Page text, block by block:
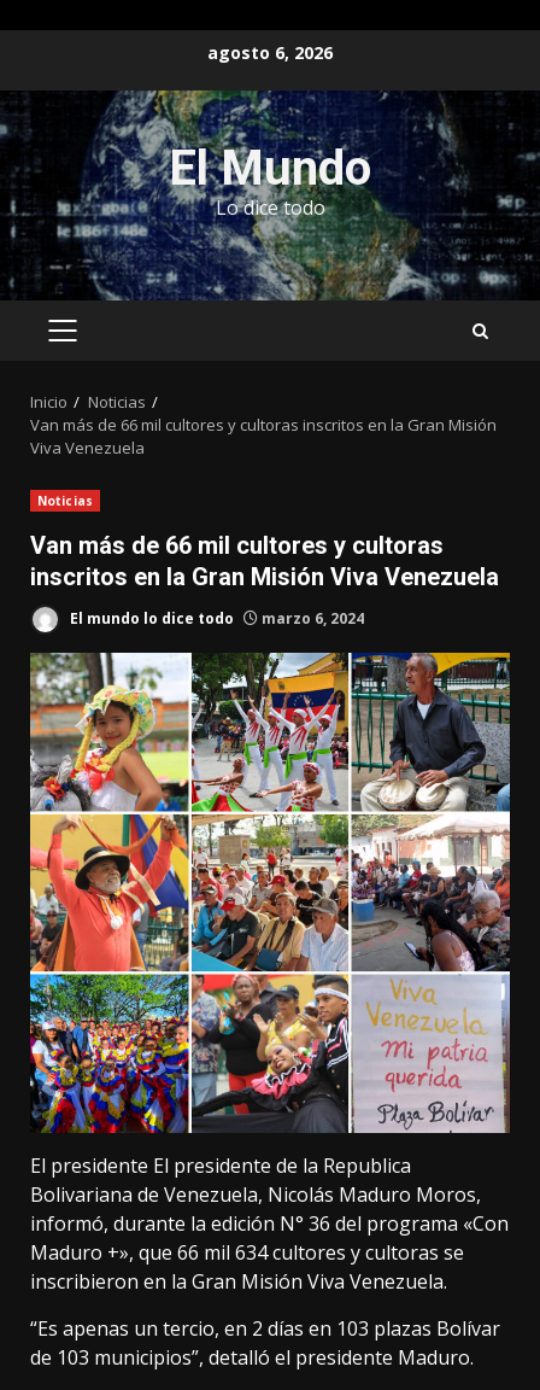
contenido
agosto 6, 2026
El Mundo
Lo dice todo
MENÚ
Inicio
Noticias
Van más de 66 mil cultores y cultoras inscritos en la Gran Misión
Viva Venezuela
Noticias
Van más de 66 mil cultores y cultoras
inscritos en la Gran Misión Viva Venezuela
El mundo lo dice todo marzo 6, 2024
El presidente El presidente de la Republica
Bolivariana de Venezuela, Nicolás Maduro Moros,
informó, durante la edición N° 36 del programa «Con
Maduro +», que 66 mil 634 cultores y cultoras se
inscribieron en la Gran Misión Viva Venezuela.
“Es apenas un tercio, en 2 días en 103 plazas Bolívar
de 103 municipios”, detalló el presidente Maduro.